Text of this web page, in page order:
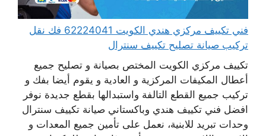
فني تكييف مركزي هندي الكويت 62224041 فك نقل
تركيب صيانة تصليح تكييف سنترال
تكييف مركزي الكويت المختص بصيانة و تصليح جميع
أعطال المكيفات المركزية و العادية و يقوم أيضا بفك و
تركيب جميع القطع التالفة واستبدالها بقطع جديدة نوفر
افضل فني تكييف هندي وباكستاني صيانة تكييف سنترال
وحدات تبريد للابنية، نعمل على تأمين جميع المعدات و